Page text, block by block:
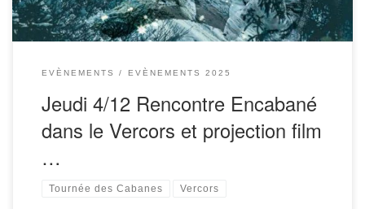
EVÈNEMENTS EVÈNEMENTS 2025
Jeudi 4/12 Rencontre Encabané
dans le Vercors et projection film
…
Tournée des Cabanes Vercors